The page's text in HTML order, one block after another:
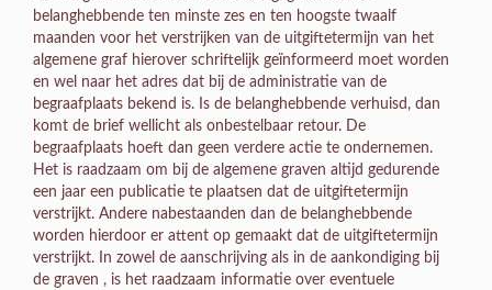
belanghebbende ten minste zes en ten hoogste twaalf
maanden voor het verstrijken van de uitgiftetermijn van het
algemene graf hierover schriftelijk geïnformeerd moet worden
en wel naar het adres dat bij de administratie van de
begraafplaats bekend is. Is de belanghebbende verhuisd, dan
komt de brief wellicht als onbestelbaar retour. De
begraafplaats hoeft dan geen verdere actie te ondernemen.
Het is raadzaam om bij de algemene graven altijd gedurende
een jaar een publicatie te plaatsen dat de uitgiftetermijn
verstrijkt. Andere nabestaanden dan de belanghebbende
worden hierdoor er attent op gemaakt dat de uitgiftetermijn
verstrijkt. In zowel de aanschrijving als in de aankondiging bij
de graven , is het raadzaam informatie over eventuele